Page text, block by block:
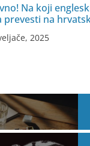
Na koji
prevesti na
2025